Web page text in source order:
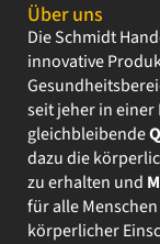
Über uns
Die Schmidt
innovative
seit jeher in
gleichbleibende
dazu die
zu erhalten und
für alle
körperlicher